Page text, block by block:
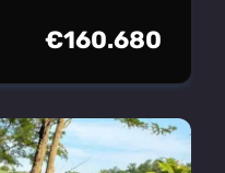
€160.680